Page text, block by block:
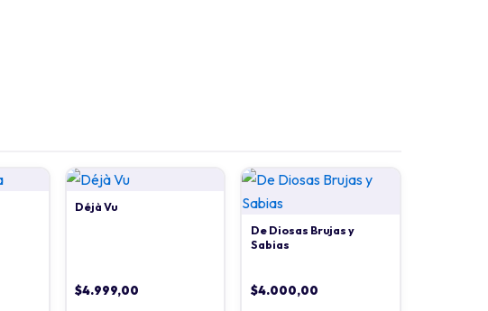
Déjà Vu
$4.999,00
De Diosas Brujas y
Sabias
$4.000,00